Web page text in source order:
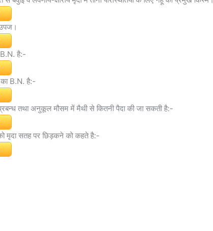
है:-
B.N. है:-
तथा अनुकूल मौसम में मैथी से कितनी पैदा की जा सकती है:-
मृदा सतह पर छिड़कने को कहते है:-